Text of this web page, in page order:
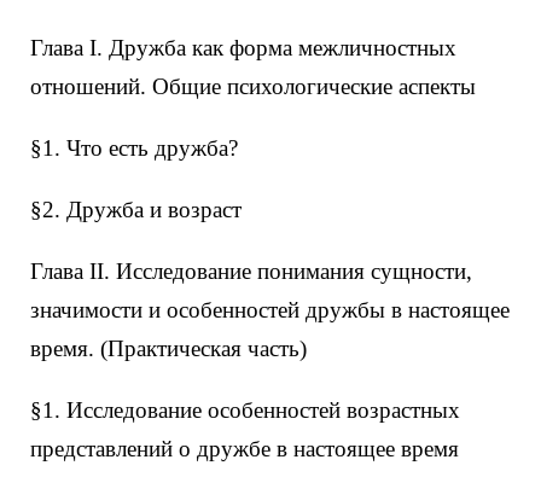
Глава I. Дружба как форма межличностных
отношений. Общие психологические аспекты
§1. Что есть дружба?
§2. Дружба и возраст
Глава II. Исследование понимания сущности,
значимости и особенностей дружбы в настоящее
время. (Практическая часть)
§1. Исследование особенностей возрастных
представлений о дружбе в настоящее время